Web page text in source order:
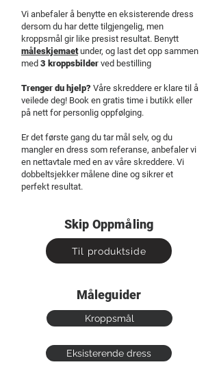
Vi anbefaler å benytte en eksisterende dress
dersom du har dette tilgjengelig, men
kroppsmål gir like presist resultat. Benytt
måleskjemaetunder, og last det opp sammen
med 3 kroppsbilder ved bestilling
Trenger du hjelp? Våre skreddere er klare til å
veilede deg! Book en gratis time i butikk eller
på nett for personlig oppfølging.
Er det første gang du tar mål selv, og du
mangler en dress som referanse, anbefaler vi
en nettavtale med en av våre skreddere. Vi
dobbeltsjekker målene dine og sikrer et
perfekt resultat.
Skip Oppmåling
Til produktside
Måleguider
Kroppsmål
Eksisterende dress